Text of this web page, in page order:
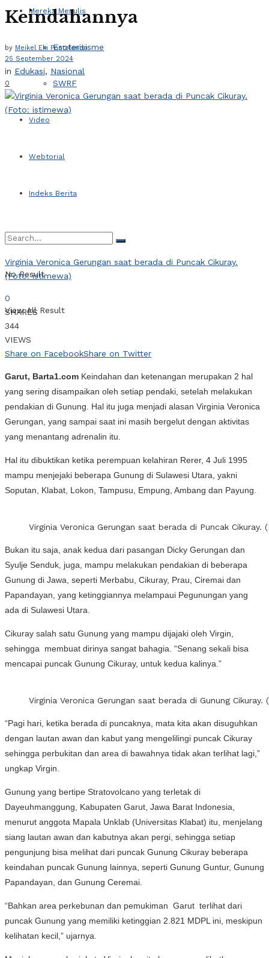
Mereka Menulis
Esoterisisme
SWRF
Video
Webtorial
Indeks Berita
No Result
View All Result
Keindahannya
by Meikel Eki Pontolondo
25 September 2024
in Edukasi, Nasional
0
Virginia Veronica Gerungan saat berada di Puncak Cikuray.
(Foto: istimewa)
0
SHARES
344
VIEWS
Share on FacebookShare on Twitter
Garut, Barta1.com Keindahan dan ketenangan merupakan 2 hal
yang sering disampaikan oleh setiap pendaki, setelah melakukan
pendakian di Gunung. Hal itu juga menjadi alasan Virginia Veronica
Gerungan, yang sampai saat ini masih bergelut dengan aktivitas
yang menantang adrenalin itu.
Hal itu dibuktikan ketika perempuan kelahiran Rerer, 4 Juli 1995
mampu menjejaki beberapa Gunung di Sulawesi Utara, yakni
Soputan, Klabat, Lokon, Tampusu, Empung, Ambang dan Payung.
Virginia Veronica Gerungan saat berada di Puncak Cikuray.
Bukan itu saja, anak kedua dari pasangan Dicky Gerungan dan
Syulje Senduk, juga, mampu melakukan pendakian di beberapa
Gunung di Jawa, seperti Merbabu, Cikuray, Prau, Ciremai dan
Papandayan, yang ketinggiannya melampaui Pegunungan yang
ada di Sulawesi Utara.
Cikuray salah satu Gunung yang mampu dijajaki oleh Virgin,
sehingga membuat dirinya sangat bahagia. “Senang sekali bisa
mencapai puncak Gunung Cikuray, untuk kedua kalinya.”
Virginia Veronica Gerungan saat berada di Gunung
“Pagi hari, ketika berada di puncaknya, mata kita akan disuguhkan
dengan lautan awan dan kabut yang mengelilingi puncak Cikuray
sehingga perbukitan dan area di bawahnya tidak akan terlihat lagi,”
ungkap Virgin.
Gunung yang bertipe Stratovolcano yang terletak di
Dayeuhmanggung, Kabupaten Garut, Jawa Barat Indonesia,
menurut anggota Mapala Unklab (Universitas Klabat) itu, menjelang
siang lautan awan dan kabutnya akan pergi, sehingga setiap
pengunjung bisa melihat dari puncak Gunung Cikuray beberapa
keindahan puncak Gunung lainnya, seperti Gunung Guntur, Gunung
Papandayan, dan Gunung Ceremai.
“Bahkan area perkebunan dan pemukiman Garut terlihat dari
puncak Gunung yang memiliki ketinggian 2.821 MDPL ini, meskipun
kelihatan kecil,” ujarnya.